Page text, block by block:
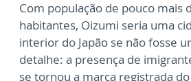
Com população de pouco mais
habitantes, Oizumi seria uma
interior do Japão se não fosse
detalhe: a presença de
se tornou a marca registrada